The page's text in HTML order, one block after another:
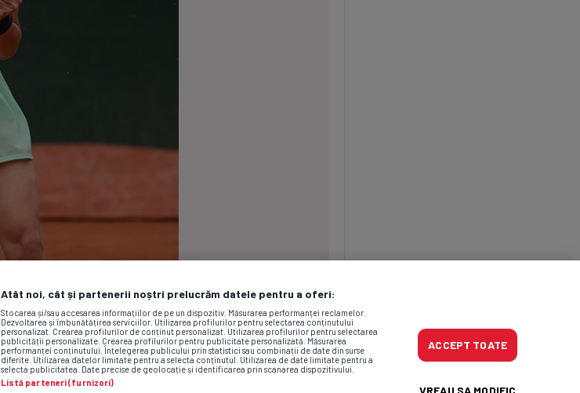
Atât noi, cât și partenerii noștri prelucrăm datele pentru a oferi:
Stocarea și/sau accesarea informațiilor de pe un dispozitiv. Măsurarea performanței reclamelor.
Dezvoltarea și îmbunătățirea serviciilor. Utilizarea profilurilor pentru selectarea conținutului
personalizat. Crearea profilurilor de conținut personalizat. Utilizarea profilurilor pentru selectarea
publicității personalizate. Crearea profilurilor pentru publicitate personalizată. Măsurarea
performanței conținutului. Înțelegerea publicului prin statistici sau combinații de date din surse
diferite. Utilizarea datelor limitate pentru a selecta conținutul. Utilizarea de date limitate pentru a
selecta publicitatea. Date precise de geolocație și identificarea prin scanarea dispozitivului.
Listă parteneri (furnizori)
ACCEPT TOATE
VREAU SA MODIFIC